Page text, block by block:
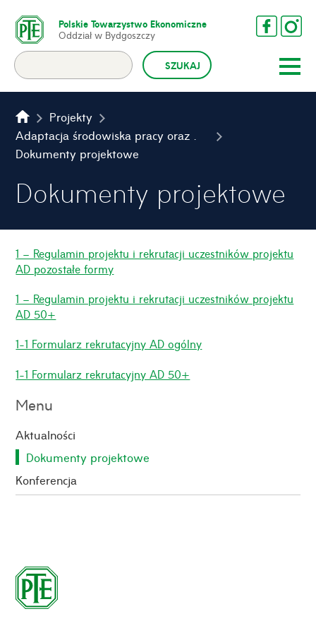
Polskie Towarzystwo Ekonomiczne
Oddział w Bydgoszczy
Projekty
Adaptacja środowiska pracy oraz wprowadzenie elastycznych form zatrudnienia w Urzędzie Gminy Aleksandrów Kujawski
Dokumenty projektowe
Dokumenty projektowe
1 – Regulamin projektu i rekrutacji uczestników projektu
AD pozostałe formy
1 – Regulamin projektu i rekrutacji uczestników projektu
AD 50+
1-1 Formularz rekrutacyjny AD ogólny
1-1 Formularz rekrutacyjny AD 50+
Menu
Aktualności
Dokumenty projektowe
Konferencja